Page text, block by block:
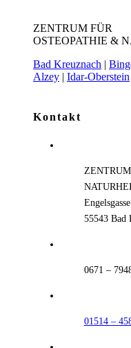
ZENTRUM FÜR
OSTEOPATHIE &
Bad Kreuznach |
Alzey| Idar-Oberstein
Kontakt
55543 Bad
0671 –
01514 –